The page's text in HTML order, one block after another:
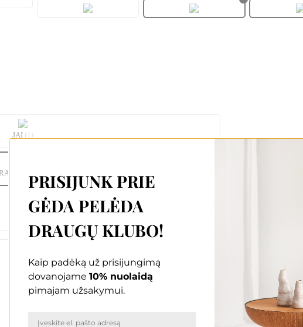
JAI (1)
RANKINĖSPRISIJUNK PRIE
GĖDA PELĖDA
DRAUGŲ KLUBO!
Kaip padėką už prisijungimą
dovanojame 10% nuolaidą
pimajam užsakymui.